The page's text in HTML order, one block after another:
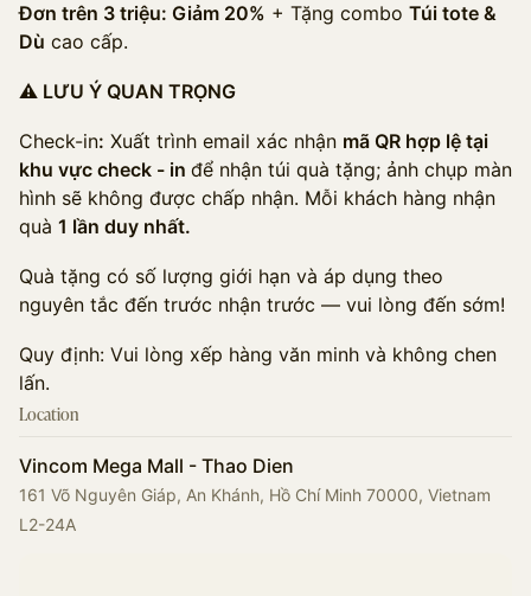
Đơn trên 3 triệu: Giảm 20% + Tặng combo Túi tote &
Dù cao cấp.
⚠️ LƯU Ý QUAN TRỌNG
Check-in: Xuất trình email xác nhận mã QR hợp lệ tại
khu vực check - in để nhận túi quà tặng; ảnh chụp màn
hình sẽ không được chấp nhận. Mỗi khách hàng nhận
quà 1 lần duy nhất.
Quà tặng có số lượng giới hạn và áp dụng theo
nguyên tắc đến trước nhận trước — vui lòng đến sớm!
Quy định: Vui lòng xếp hàng văn minh và không chen
lấn.
Location
Vincom Mega Mall - Thao Dien
161 Võ Nguyên Giáp, An Khánh, Hồ Chí Minh 70000, Vietnam
L2-24A